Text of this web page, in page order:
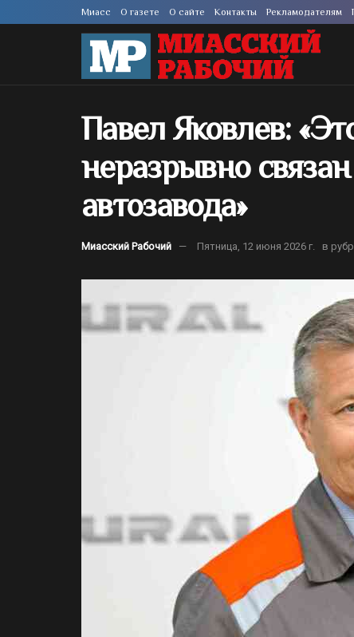
Миасс О газете О сайте Контакты Рекламодателям
Павел Яковлев:
неразрывно
автозавода»
Миасский Рабочий Пятница, 12 июня 2026 г. в